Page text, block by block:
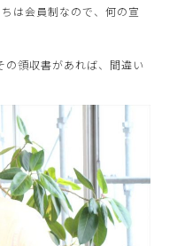
は会員制なので、何の宣
領収書があれば、間違い